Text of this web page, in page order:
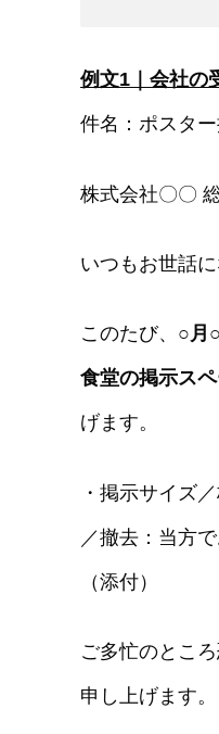
例文1｜会社の
件名：ポスタ
株式会社〇〇
いつもお世話
このたび、 ○月
食堂の掲示ス
げます。
・掲示サイズ
／撤去：当方
（添付）
ご多忙のとこ
申し上げます。